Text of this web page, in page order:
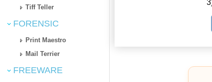
Tiff Teller
FORENSIC
Print Maestro
Mail Terrier
FREEWARE